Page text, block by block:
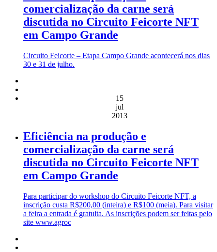
comercialização da carne será
discutida no Circuito Feicorte NFT
em Campo Grande
Circuito Feicorte – Etapa Campo Grande acontecerá nos dias
30 e 31 de julho.
15
jul
2013
Eficiência na produção e
comercialização da carne será
discutida no Circuito Feicorte NFT
em Campo Grande
Para participar do workshop do Circuito Feicorte NFT, a
inscrição custa R$200,00 (inteira) e R$100 (meia). Para visitar
a feira a entrada é gratuita. As inscrições podem ser feitas pelo
site www.agroc